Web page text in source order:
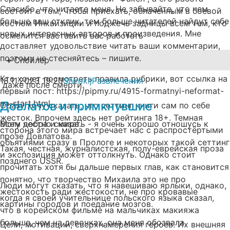
Спасибо, что читаете меня. Не забывайте, что чем
больше ваш отклик, тем больше читателей найдут себе
новых интересных авторов и произведения. Мне
доставляет удовольствие читать ваши комментарии,
поэтому не стесняйтесь – пишите.
Кто хочет посмотреть правила рубрики, вот ссылка на
первый пост: https://pipmy.ru/4915-formatnyi-neformat-
na-start.html
Всем добра и мира.
состоит в том, чтобы приехать, облаченным в боевой
костюм Инквизиции и поджечь задницы всем тем, кто
осмелится заставить вас работать
Спойлер
даже после смерти.
Сразу хочу сказать, что сеттинг книги сам по себе
жесток. Впрочем здесь нет рейтинга 18+. Темная
сторона этого мира встречает нас с распростёртыми
объятиями сразу в Прологе и некоторых такой сеттинг
и экспозиция может оттолкнуть. Однако стоит
прочитать хотя бы дальше первых глав, как становится
понятно, что творчество Михаила это не про
жестокость ради жестокости, не про кровавые
картины городов и поедание мозгов.
Цели, мотивации, сверхнамерения героев. Их внешняя
18.11.2023 19:20ShirokijРазвлечения
Довлатов и примкнувшие
Могу честно сказать - я очень хорошо отношусь к
прозе Довлатова.
Такая, честная, журналистская, полу-еврейская проза
позднего USSR.
Люди могут сказать, что я навешиваю ярлыки, однако,
когда я своей учительнице польского языка сказал,
что в корейском фильме на мальчиках макияжа
больше, чем на девочках, она меня обозвала